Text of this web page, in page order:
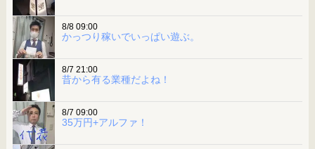
8/8 09:00
かっつり稼いでいっぱい遊ぶ。
8/7 21:00
昔から有る業種だよね！
8/7 09:00
35万円+アルファ！